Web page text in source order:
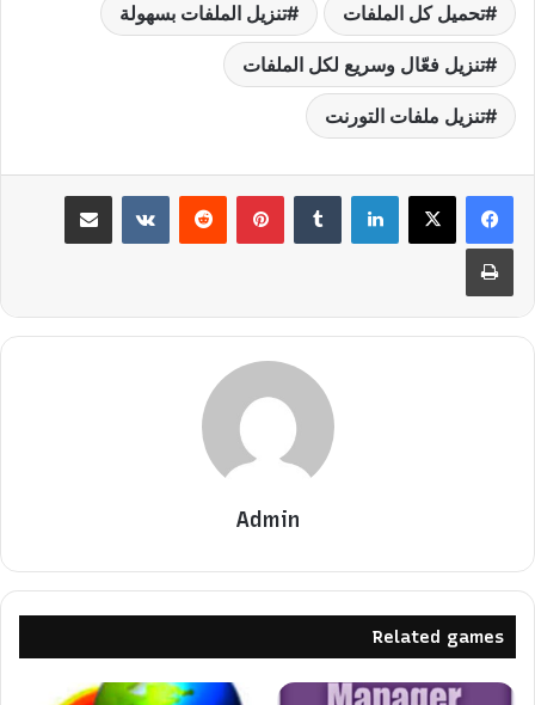
تحميل كل الملفات تنزيل الملفات بسهولة
تنزيل فعّال وسريع لكل الملفات
تنزيل ملفات التورنت
لينكدإن بينتيريست مشاركة عبر البريد
طباعة
Admin
Related games